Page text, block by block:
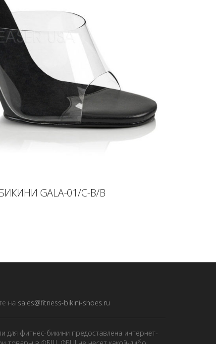
GALA-01/C-B/B
на sales@fitness-bikini-shoes.ru
для фитнес-бикини предоставлена интернет-